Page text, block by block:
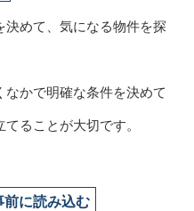
決めて、気になる物件を探
なかで明確な条件を決めて
ることが大切です。
前に読み込む